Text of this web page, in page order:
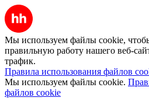
Мы используем файлы cookie,
правильную работу нашего веб-
трафик.
Правила использования файлов
Мы используем файлы cookie.
файлов cookie